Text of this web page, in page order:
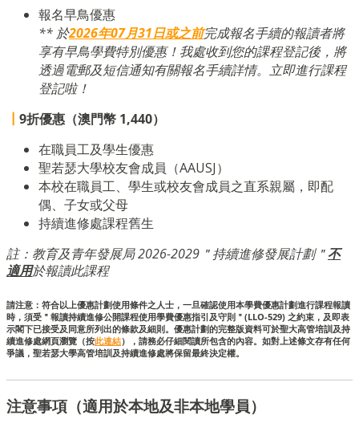
報名早鳥優惠
** 於2026年07月31日或之前完成報名手續的報讀者將
享有早鳥學費特別優惠！我處收到您的課程登記後，將
透過電郵及短信通知有關報名手續詳情。立即進行課程
登記啦！
9折優惠（澳門幣 1,440）
在職員工及學生優惠
聖若瑟大學校友會成員（AAUSJ）
本校在職員工、學生或校友會成員之直系親屬，即配
偶、子女或父母
持續進修處課程舊生
註：教育及青年發展局 2026-2029＂持續進修發展計劃＂不
適用於報讀此課程
請注意：符合以上優惠計劃使用條件之人士，一旦確認使用本學費優惠計劃進行課程報讀
時，須受＂報讀持續進修公開課程使用學費優惠指引及守則＂(LLO-529) 之約束，及即表
示閣下已接受及同意所列出的條款及細則。優惠計劃的完整版資料可於聖大高管培訓及持
續進修處網頁瀏覽（按此連結），請務必仔細閱讀所包含的內容。如對上述條文存有任何
爭議，聖若瑟大學高管培訓及持續進修處將保留最終決定權。
注意事項（適用於本地及非本地學員）